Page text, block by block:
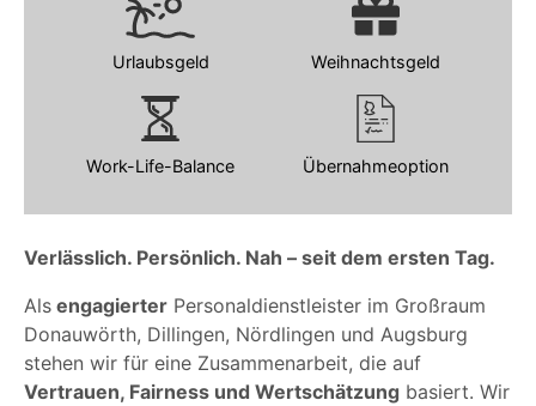
Verlässlich. Persönlich. Nah – seit dem ersten Tag.
Als engagierter Personaldienstleister im Großraum
Donauwörth, Dillingen, Nördlingen und Augsburg
stehen wir für eine Zusammenarbeit, die auf
Vertrauen, Fairness und Wertschätzung basiert. Wir
Urlaubsgeld Weihnachtsgeld
Work-Life-Balance Übernahmeoption